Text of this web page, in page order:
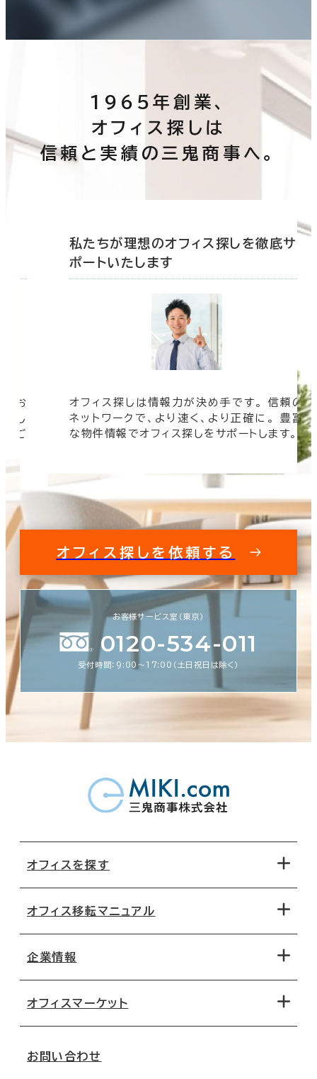
1965年創業、
オフィス探しは
信頼と実績の三鬼商事へ。
お
し
にご
私たちが理想のオフィス探しを徹底サ
ポートいたします
オフィス探しは情報力が決め手です。 信頼の
ネットワークで、より速く、より正確に。 豊富
な物件情報でオフィス探しをサポートします。
オフィス探しを依頼する
お客様サービス室（東京）
0120-534-011
受付時間：9:00〜17:00（土日祝日は除く）
オフィスを探す
地図から探す
路線・駅から探す
オフィス移転マニュアル
移転コストシミュレーション
移転スケジュール
オフィス移転Q&A
企業情報
オフィスマーケット
お問い合わせ